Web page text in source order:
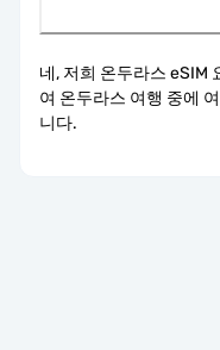
네, 저희 온두라스 eSIM
여 온두라스 여행 중에
니다.